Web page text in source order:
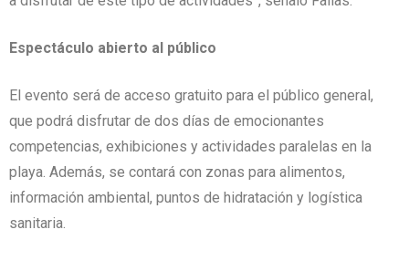
Espectáculo abierto al público
El evento será de acceso gratuito para el público general,
que podrá disfrutar de dos días de emocionantes
competencias, exhibiciones y actividades paralelas en la
playa. Además, se contará con zonas para alimentos,
información ambiental, puntos de hidratación y logística
sanitaria.